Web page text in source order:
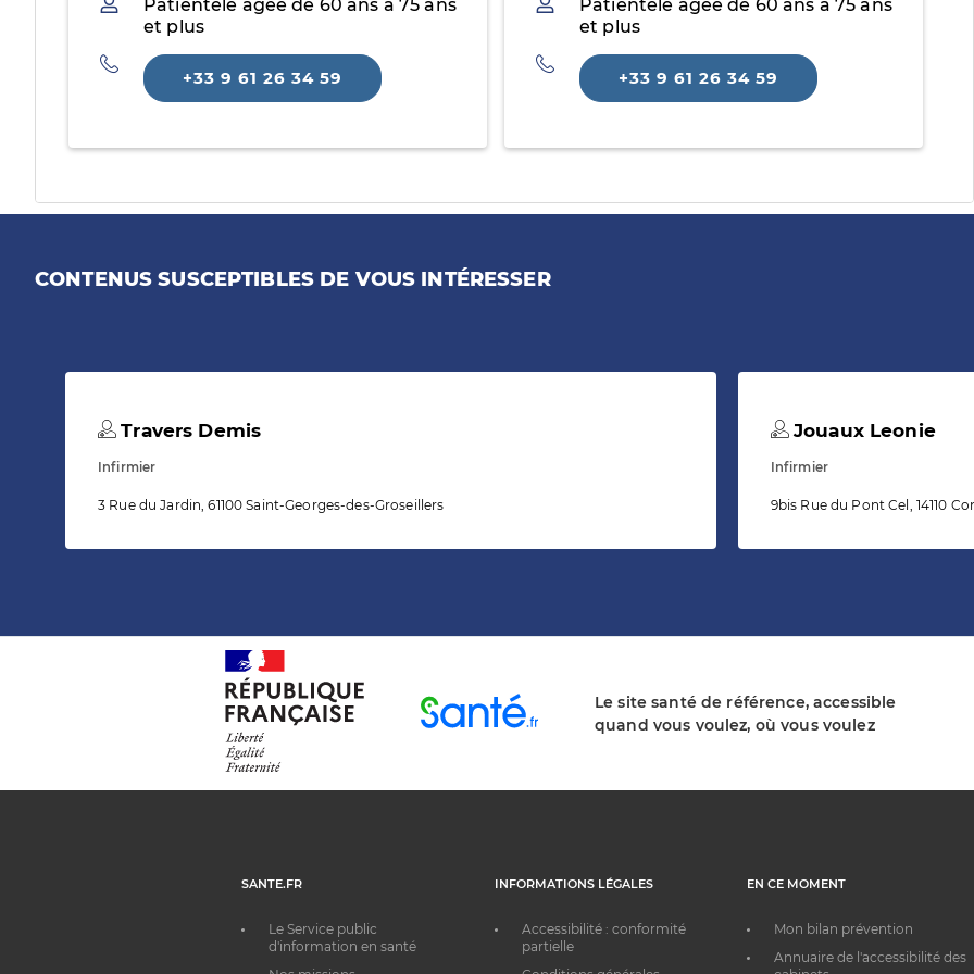
Patientèle âgée de 60 ans à 75 ans
et plus
Téléphone
+33 9 61 26 34 59
Patientèle âgée de 60 ans à 75 ans
et plus
Téléphone
+33 9 61 26 34 59
CONTENUS SUSCEPTIBLES DE VOUS INTÉRESSER
Travers Demis
Infirmier
3 Rue du Jardin, 61100 Saint-Georges-des-Groseillers
Jouaux Leonie
Infirmier
9bis Rue du Pont Cel, 14110
Le site santé de référence, accessible
quand vous voulez, où vous voulez
SANTE.FR
Le Service public
d'information en santé
INFORMATIONS LÉGALES
Accessibilité : conformité
partielle
EN CE MOMENT
Mon bilan prévention
Annuaire de l'accessibilité des